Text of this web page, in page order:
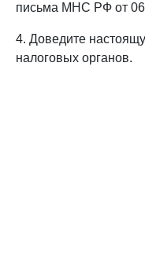
письма МНС РФ от
4. Доведите
налоговых органов.